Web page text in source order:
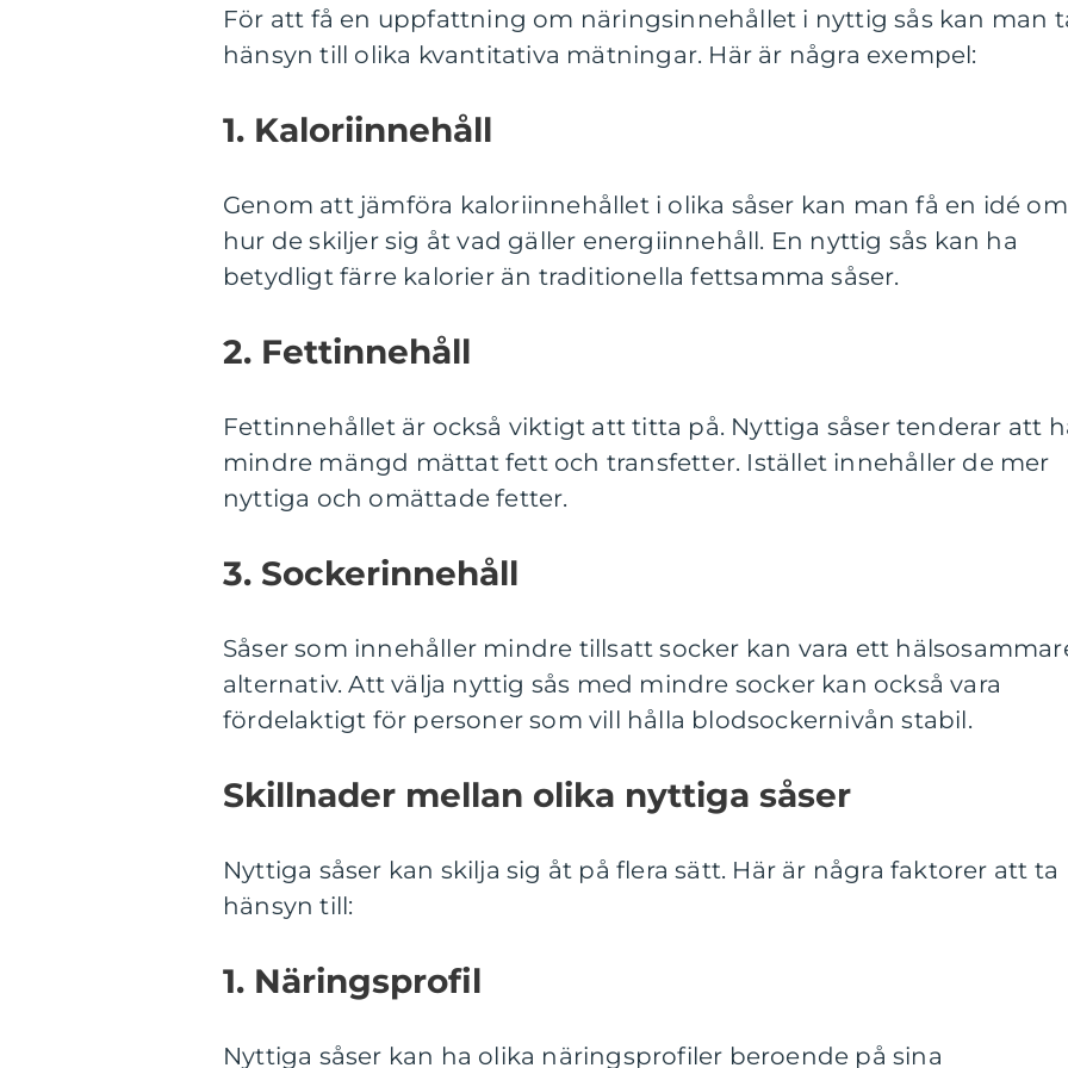
För att få en uppfattning om näringsinnehållet i nyttig sås kan man
hänsyn till olika kvantitativa mätningar. Här är några exempel:
1. Kaloriinnehåll
Genom att jämföra kaloriinnehållet i olika såser kan man få en idé om
hur de skiljer sig åt vad gäller energiinnehåll. En nyttig sås kan ha
betydligt färre kalorier än traditionella fettsamma såser.
2. Fettinnehåll
Fettinnehållet är också viktigt att titta på. Nyttiga såser tenderar att
mindre mängd mättat fett och transfetter. Istället innehåller de mer
nyttiga och omättade fetter.
3. Sockerinnehåll
Såser som innehåller mindre tillsatt socker kan vara ett
alternativ. Att välja nyttig sås med mindre socker kan också vara
fördelaktigt för personer som vill hålla blodsockernivån stabil.
Skillnader mellan olika nyttiga såser
Nyttiga såser kan skilja sig åt på flera sätt. Här är några faktorer att ta
hänsyn till:
1. Näringsprofil
Nyttiga såser kan ha olika näringsprofiler beroende på sina